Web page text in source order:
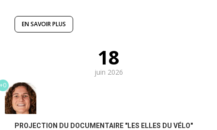
EN SAVOIR PLUS
18
juin 2026
PROJECTION DU DOCUMENTAIRE "LES ELLES DU VÉLO"